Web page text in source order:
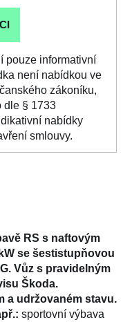
pouze informativní
není nabídkou ve
zákoníku,
dle § 1733
nabídky
smlouvy.
RS s naftovým
se šestistupňovou
Vůz s pravidelným
Škoda.
a udržovaném stavu.
sportovní výbava